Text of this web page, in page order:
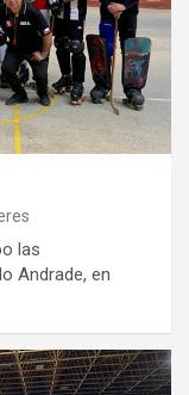
las
Andrade, en